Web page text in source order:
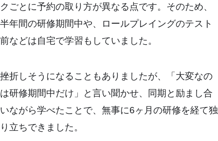
クごとに予約の取り方が異なる点です。そのため、
半年間の研修期間中や、ロールプレイングのテスト
前などは自宅で学習もしていました。
挫折しそうになることもありましたが、「大変なの
は研修期間中だけ」と言い聞かせ、同期と励まし合
いながら学べたことで、無事に6ヶ月の研修を経て独
り立ちできました。